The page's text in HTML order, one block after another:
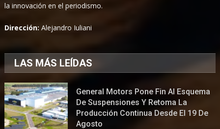
la innovación en el periodismo.
Dirección:Alejandro Iuliani
LAS MÁS LEÍDAS
General Motors Pone Fin Al Esquema
De Suspensiones Y Retoma La
Producción Continua Desde El 19 De
Agosto